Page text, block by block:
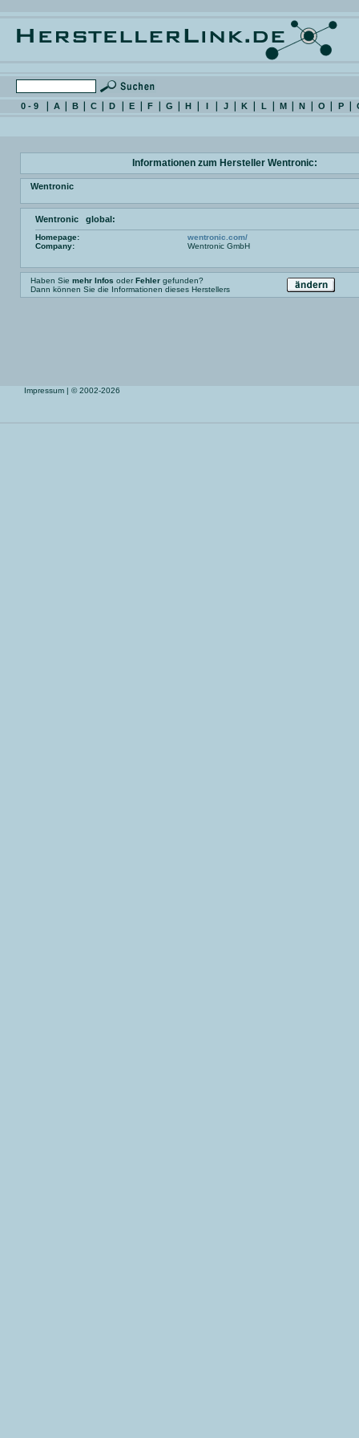
0 - 9 A B C D E F G H I J K L M N O P
Informationen zum Hersteller Wentronic:
Wentronic
Wentronic global:
Homepage:
wentronic.com/
Company:
Wentronic GmbH
Haben Sie mehr Infos oderFehler gefunden?
Dann können Sie die Informationen dieses Herstellers
Impressum | © 2002-2026